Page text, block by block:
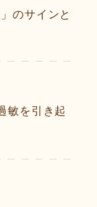
のサインと
敏を引き起